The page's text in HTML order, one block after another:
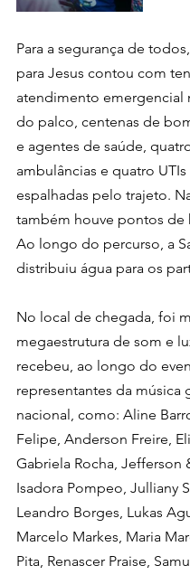
Para a segurança de
para Jesus contou com
atendimento emergencial
do palco, centenas de
e agentes de saúde,
ambulâncias e quatro
espalhadas pelo trajeto.
também houve pontos de
Ao longo do percurso, a
distribuiu água para os
No local de chegada, foi
megaestrutura de som e
recebeu, ao longo do
representantes da música
nacional, como: Aline
Felipe, Anderson Freire, Eli
Gabriela Rocha, Jefferson
Isadora Pompeo, Julliany
Leandro Borges, Lukas
Marcelo Markes, Maria
Pita, Renascer Praise,